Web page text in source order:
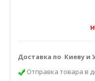
Доставка по Киеву и
Отправка товара в